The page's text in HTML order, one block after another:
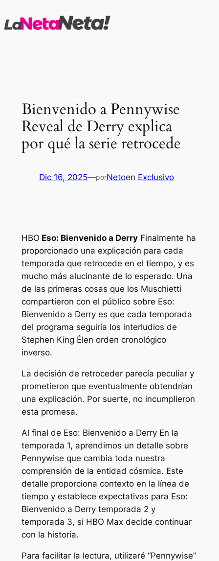
al
Bienvenido a Pennywise
Reveal de Derry explica
por qué la serie retrocede
Dic 16, 2025—porNetoen Exclusivo
HBO Eso: Bienvenido a DerryFinalmente ha
proporcionado una explicación para cada
temporada que retrocede en el tiempo, y es
mucho más alucinante de lo esperado. Una
de las primeras cosas que los Muschietti
compartieron con el público sobre Eso:
Bienvenido a Derry es que cada temporada
del programa seguiría los interludios de
Stephen King Élen orden cronológico
inverso.
La decisión de retroceder parecía peculiar y
prometieron que eventualmente obtendrían
una explicación. Por suerte, no incumplieron
esta promesa.
Al final de Eso: Bienvenido a Derry En la
temporada 1, aprendimos un detalle sobre
Pennywise que cambia toda nuestra
comprensión de la entidad cósmica. Este
detalle proporciona contexto en la línea de
tiempo y establece expectativas para Eso:
Bienvenido a Derry temporada 2 y
temporada 3, si HBO Max decide continuar
con la historia.
Para facilitar la lectura, utilizaré “Pennywise”